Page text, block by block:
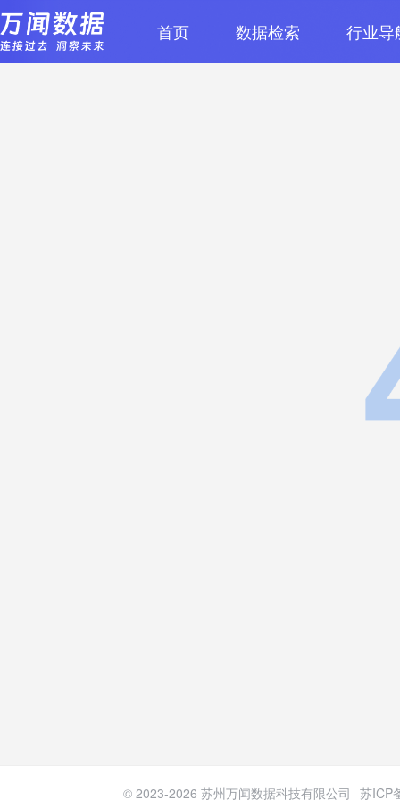
首页 数据检索 行业导
© 2023-2026 苏州万闻数据科技有限公司 苏ICP